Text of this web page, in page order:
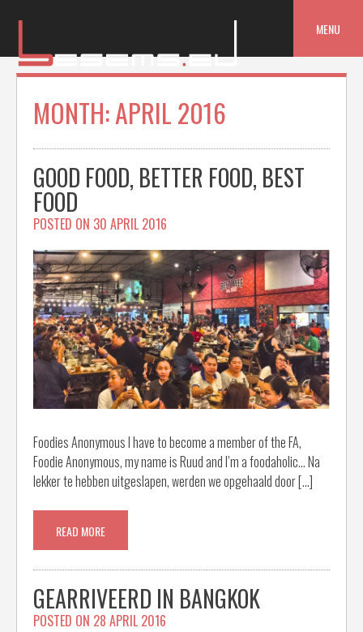
MENU
MONTH:APRIL 2016
GOOD FOOD, BETTER FOOD, BEST
FOOD
POSTED ON 30 APRIL 2016
Foodies Anonymous I have to become a member of the FA,
Foodie Anonymous, my name is Ruud and I’m a foodaholic… Na
lekker te hebben uitgeslapen, werden we opgehaald door […]
READ MORE
GEARRIVEERD IN BANGKOK
POSTED ON 28 APRIL 2016